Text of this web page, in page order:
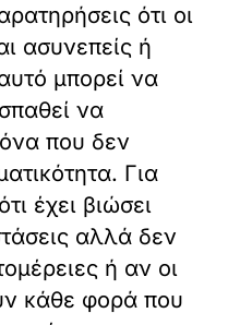
ότι οι
ασυνεπείς ή
μπορεί να
να
που δεν
Για
έχει βιώσει
αλλά δεν
ή αν οι
κάθε φορά που